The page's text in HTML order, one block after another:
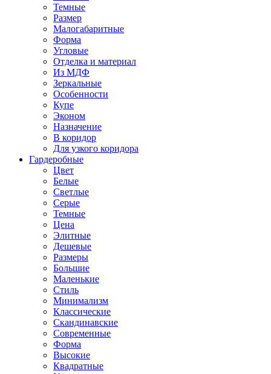
Темные
Размер
Малогабаритные
Форма
Угловые
Отделка и материал
Из МДФ
Зеркальные
Особенности
Купе
Эконом
Назначение
В коридор
Для узкого коридора
Гардеробные
Цвет
Белые
Светлые
Серые
Темные
Цена
Элитные
Дешевые
Размеры
Большие
Маленькие
Стиль
Минимализм
Классические
Скандинавские
Современные
Форма
Высокие
Квадратные